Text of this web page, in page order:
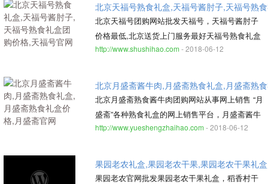
北京天福号熟食礼盒,天福号酱肘子,天福号熟
北京天福号团购网站批发天福号，天福号酱肘子
价格最低,北京送货上门服务最好天福号熟食礼盒
公司
http://www.shushihao.com - 2018-06-12
北京月盛斋酱牛肉,月盛斋熟食礼盒,月盛斋熟
北京月盛斋熟食酱牛肉团购网站从事网上销售 “月
盛斋”各种熟食礼盒的网上销售平台，月盛斋酱牛
肉礼盒质量保证好,价格保证北京市场最低,服务好
http://www.yueshengzhaihao.com - 2018-06-12
果园老农礼盒,果园老农干果,果园老农干果礼
果园老农官网批发果园老农干果礼盒，稻香村干